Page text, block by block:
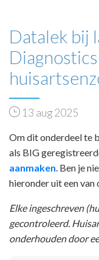
Datalek bij
13 aug 2025
Om dit onderdeel te
als BIG
aanmaken . Ben je
hieronder uit een van
Elke ingeschreven
gecontroleerd.
onderhouden door